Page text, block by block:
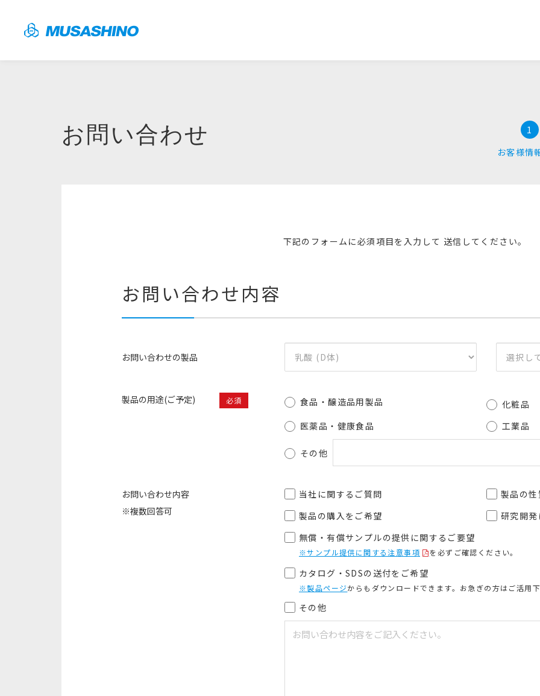
お問い合わせ
1
お客様情
下記のフォームに必須項目を入力して 送信してください。
お問い合わせ内容
お問い合わせの製品
製品の用途(ご予定) 必須 食品・醸造品用製品
化粧品
医薬品・健康食品
工業品
その他
お問い合わせ内容
※複数回答可
当社に関するご質問
製品の
製品の購入をご希望
研究開
無償・有償サンプルの提供に関するご要望
※サンプル提供に関する注意事項 を必ずご確認ください。
カタログ・SDSの送付をご希望
※製品ページからもダウンロードできます。お急ぎの方はご活用
その他